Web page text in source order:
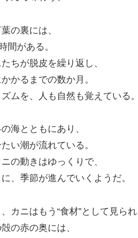
の裏には、
間がある。
ちが脱皮を繰り返し、
かるまでの数か月。
ムを、人も自然も覚えている
海とともにあり、
い潮が流れている。
の動きはゆっくりで、
、季節が進んでいくようだ。
カニはもう“食材”として見ら
の赤の奥には、